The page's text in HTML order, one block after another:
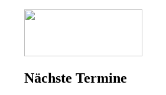
Nächste Termine